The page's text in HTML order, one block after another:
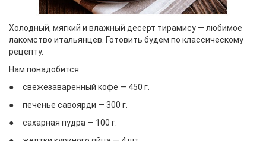
Холодный, мягкий и влажный десерт тирамису — любимое
лакомство итальянцев. Готовить будем по классическому
рецепту.
Нам понадобится:
● свежезаваренный кофе — 450 г.
● печенье савоярди — 300 г.
● сахарная пудра — 100 г.